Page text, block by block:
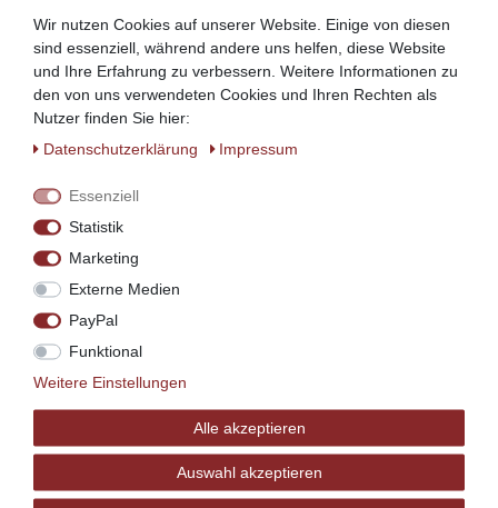
Holzmuster - Kiefer natur belassen
3,00 € *
In den Warenkorb
*inkl. ges. MwSt. zzgl.Versandkosten
Wir nutzen Cookies auf unserer Website. Einige von diesen
sind essenziell, während andere uns helfen, diese Website
und Ihre Erfahrung zu verbessern. Weitere Informationen zu
den von uns verwendeten Cookies und Ihren Rechten als
Nutzer finden Sie hier:
Daten­schutz­erklärung
Impressum
Essenziell
Statistik
Marketing
Externe Medien
PayPal
Funktional
Weitere Einstellungen
Alle akzeptieren
Auswahl akzeptieren